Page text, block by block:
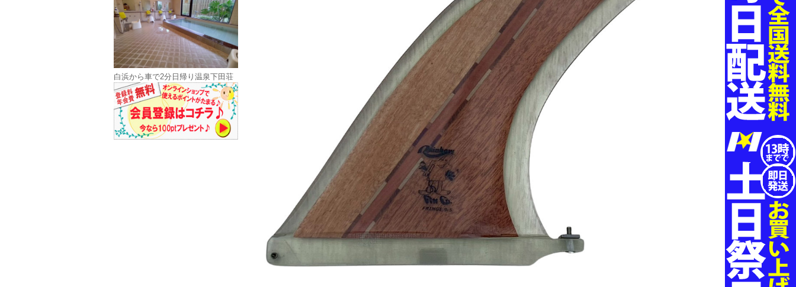
白浜から車で2分日帰り温泉下田荘